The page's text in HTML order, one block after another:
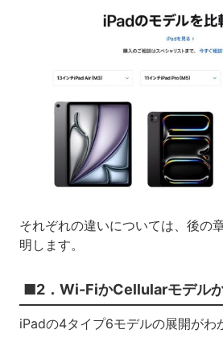
それぞれの違いについては、後の
明します。
■2．Wi-FiかCellularモデル
iPadの4タイプ6モデルの展開がわ